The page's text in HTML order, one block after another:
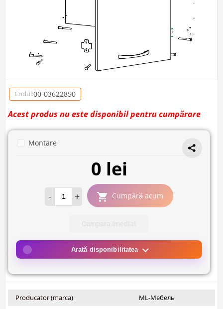
Codul:00-03622850
Acest produs nu este disponibil pentru cumpărare
Montare
0 lei
- + Cumpără acum
Arată disponibilitatea
Producator (marca)
ML-Мебель